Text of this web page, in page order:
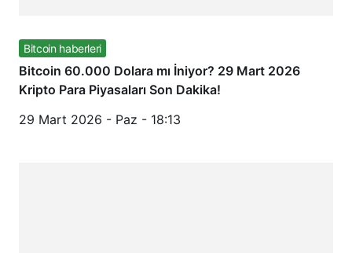
Bitcoin haberleri
Bitcoin 60.000 Dolara mı İniyor? 29 Mart 2026
Kripto Para Piyasaları Son Dakika!
29 Mart 2026 - Paz - 18:13